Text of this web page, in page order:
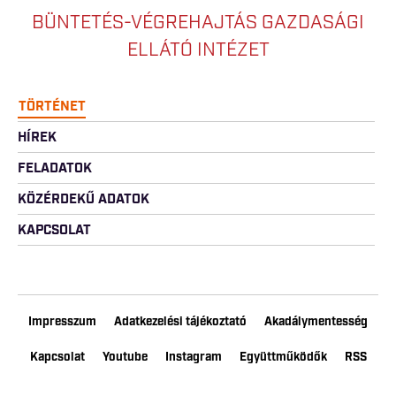
BÜNTETÉS-VÉGREHAJTÁS GAZDASÁGI
ELLÁTÓ INTÉZET
TÖRTÉNET
HÍREK
FELADATOK
KÖZÉRDEKŰ ADATOK
KAPCSOLAT
Impresszum Adatkezelési tájékoztató Akadálymentesség
Kapcsolat Youtube Instagram Együttműködők RSS